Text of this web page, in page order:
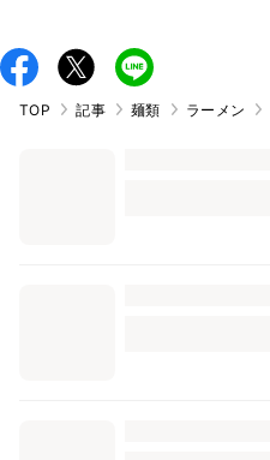
TOP 記事 麺類 ラーメン